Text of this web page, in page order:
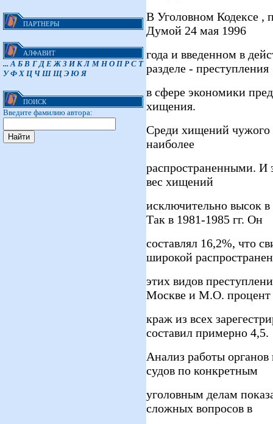
ПАРТНЕРЫ
АЛФАВИТ
... А Б В Г Д Е Ж З И К Л М Н О П Р С Т
У Ф Х Ц Ч Ш Щ Э Ю Я
ПОИСК
Введите фамилию автора:
В Уголовном Кодексе ,
Думой 24 мая 1996
года и введенном в
разделе - преступления
в сфере экономики
хищения.
Среди хищений чужого
наиболее
распространенными. И
вес хищений
исключительно высок
Так в 1981-1985 гг. Он
составлял 16,2%, что
широкой
этих видов
Москве и М.О. процент
краж из всех
составил примерно 4,5.
Анализ работы органов
судов по конкретным
уголовным делам
сложных вопросов в